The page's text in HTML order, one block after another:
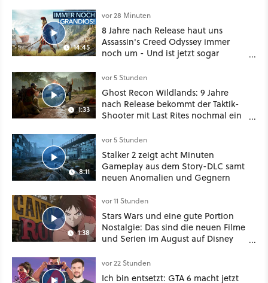
oder Diplomatie
14:45
vor 28 Minuten
8 Jahre nach Release haut uns
Assassin's Creed Odyssey immer
noch um - Und ist jetzt sogar
1:33
vor 5 Stunden
Ghost Recon Wildlands: 9 Jahre
nach Release bekommt der Taktik-
Shooter mit Last Rites nochmal ein
8:11
vor 5 Stunden
Stalker 2 zeigt acht Minuten
Gameplay aus dem Story-DLC samt
neuen Anomalien und Gegnern
1:38
vor 11 Stunden
Stars Wars und eine gute Portion
Nostalgie: Das sind die neuen Filme
und Serien im August auf Disney
vor 22 Stunden
Ich bin entsetzt: GTA 6 macht jetzt